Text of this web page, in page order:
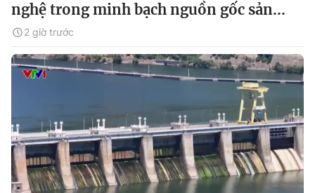
nghệ trong minh bạch nguồn gốc sản...
2 giờ trước